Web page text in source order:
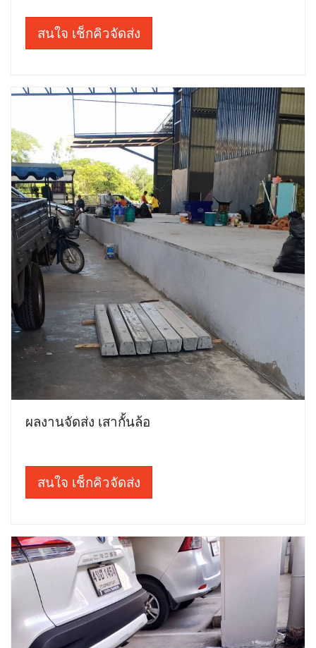
สนใจ เช็กคิวจัดส่ง
ผลงานจัดส่ง เสากั้นล้อ
สนใจ เช็กคิวจัดส่ง